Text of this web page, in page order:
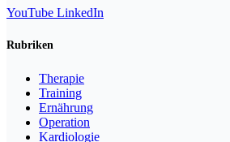
YouTube LinkedIn
Rubriken
Therapie
Training
Ernährung
Operation
Kardiologie